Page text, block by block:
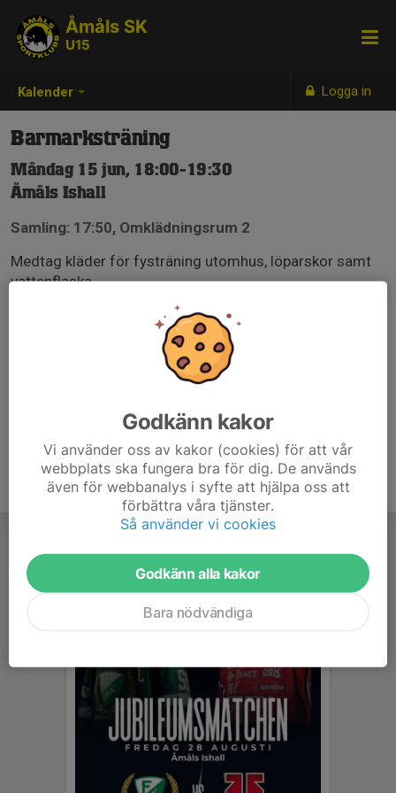
Kalender Logga in
Åmåls SK
U15
Barmarksträning
Måndag 15 jun, 18:00-19:30
Åmåls Ishall
Samling: 17:50, Omklädningsrum 2
Medtag kläder för fysträning utomhus, löparskor samt
vattenflaska.
Det finns ej möjlighet att duscha efteråt.
Sommarsporter har givetvis företräde.
Godkänn kakor
Vi använder oss av kakor (cookies) för att vår
webbplats ska fungera bra för dig. De används
även för webbanalys i syfte att hjälpa oss att
förbättra våra tjänster.
Så använder vi cookies
Godkänn alla kakor
Bara nödvändiga